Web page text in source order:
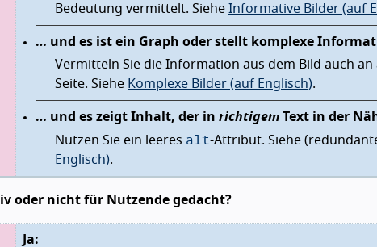
Bedeutung vermittelt. Siehe Informative Bilder (auf
… und es ist ein Graph oder stellt komplexe
Vermitteln Sie die Information aus dem Bild auch
Seite. Siehe Komplexe Bilder (auf Englisch).
… und es zeigt Inhalt, der in richtigem Text in der
Nutzen Sie ein leeres alt-Attribut. Siehe
Englisch).
oder nicht für Nutzende gedacht?
Ja: